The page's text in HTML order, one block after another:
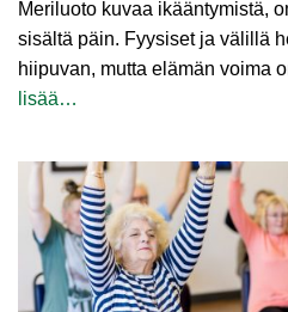
Meriluoto kuvaa ikääntymistä,
sisältä päin. Fyysiset ja välillä
hiipuvan, mutta elämän voima
lisää…